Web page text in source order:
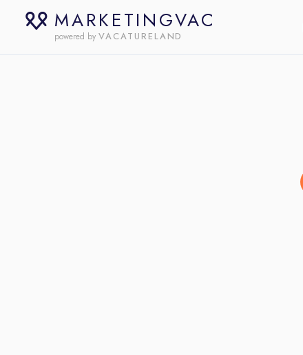
MARKETINGVAC
powered by VACATURELAND